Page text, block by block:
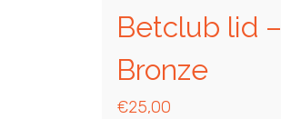
Betclub lid –
Bronze
€25,00